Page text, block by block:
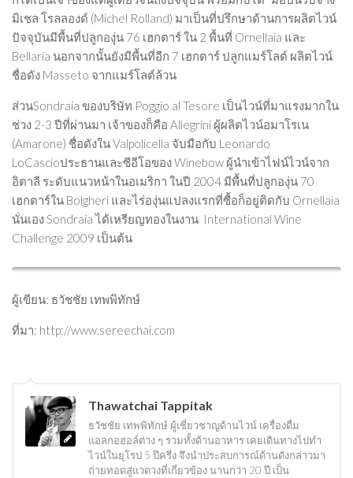
มิเชล โรลลองด์ (Michel Rolland) มาเป็นที่ปรึกษาด้านการผลิตไวน์
ปัจจุบันมีพื้นที่ปลูกองุ่น 76 เฮกตาร์ ใน 2 พื้นที่ Ornellaia และ
Bellaria นอกจากนั้นยังมีพื้นที่อีก 7 เฮกตาร์ ปลูกแมร์โลต์ ผลิตไวน์
ชื่อดัง Masseto จากแมร์โลต์ล้วน
ส่วนSondraia ของบริษัท Poggio al Tesore เป็นไวน์ที่มาแรงมากใน
ช่วง 2-3 ปีที่ผ่านมา เจ้าของก็คือ Allegrini ผู้ผลิตไวน์อมาโรเน
(Amarone) ชื่อดังใน Valpolicella จับมือกับ Leonardo
LoCascioประธานและซีอีโอของ Winebow ผู้นำเข้าไฟน์ไวน์จาก
อิตาลี ระดับแนวหน้าในอเมริกา ในปี 2004 มีพื้นที่ปลูกองุ่น 70
เฮกตาร์ใน Bolgheri และไร่องุ่นแปลงแรกที่ซื้อก็อยู่ติดกับ Ornellaia
นั่นเอง Sondraia ได้เหรียญทองในงาน International Wine
Challenge 2009 เป็นต้น
ผู้เขียน: ธวัชชัย เทพพิทักษ์
ที่มา: http://www.sereechai.com
Thawatchai Tappitak
ธวัชชัย เทพพิทักษ์ ผู้เชี่ยวชาญด้านไวน์ เครื่องดื่ม
แอลกอฮอล์ต่าง ๆ รวมทั้งด้านอาหาร เคยเดินทางไปทำ
ไวน์ในยุโรป 5 ปีครึ่ง จึงนำประสบการณ์ด้านดังกล่าวมา
ถ่ายทอดสู่แวดวงที่เกี่ยวข้อง นานกว่า 20 ปี เป็น